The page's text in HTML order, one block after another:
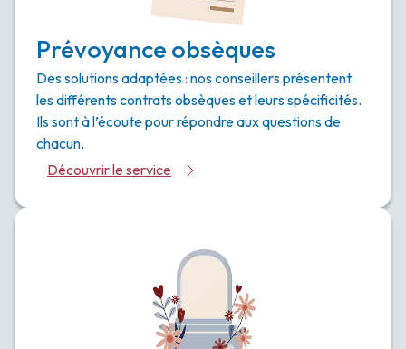
Prévoyance obsèques
Des solutions adaptées : nos conseillers présentent
les différents contrats obsèques et leurs spécificités.
Ils sont à l’écoute pour répondre aux questions de
chacun.
Découvrir le service